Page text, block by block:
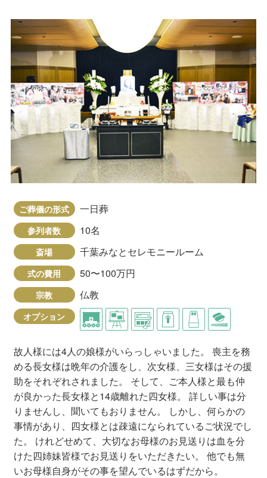
ご葬儀の形式 一日葬
参列者数 10名
斎場 千葉みなとセレモニールーム
式の費用 50〜100万円
宗教 仏教
オプション
故人様には4人の娘様がいらっしゃいました。 喪主を務
める長女様は晩年の介護をし、次女様、三女様はその援
助をそれぞれされました。 そして、ご本人様と最も仲
が良かった長女様と14歳離れた四女様。 詳しい事は分
りませんし、聞いてもおりません。 しかし、何らかの
事情があり、四女様とは疎遠になられているご状況でし
た。 けれどせめて、大切なお母様のお見送りは血を分
けた四姉妹皆様でお見送りをいただきたい。 他でも無
いお母様自身がその事を望んでいるはずだから。